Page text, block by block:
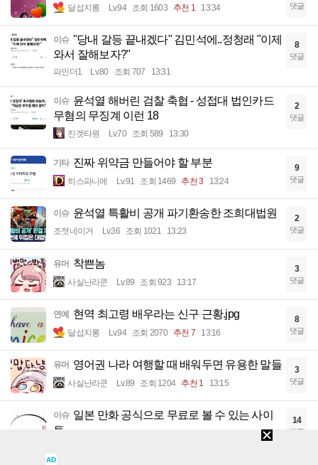
달섭지롱 Lv.94 조회 1603 추천 1 13:34 댓글
이슈 "당내 갈등 끝내겠다" 김민석에..정청래 "이제
와서 잘해보자?"
파인더1 Lv.80 조회 707 13:31
8
댓글
이슈 윤석열 해버린 검찰 축협 - 성접대 법인카드
무혐의 무징계 이런 18
진겟타원 Lv.70 조회 589 13:30
2
댓글
기타 진짜 위약금 만들어야 할 부분
히스파니에 Lv.91 조회 1469 추천 3 13:24
9
댓글
이슈 윤석열 특활비 공개 파기환송한 조희대법원
조졋네이거 Lv.36 조회 1021 13:23
2
댓글
유머 착쁜놈
사실난라쿤 Lv.89 조회 923 13:17
3
댓글
연예 현역 최고령 배우라는 신구 근황.jpg
달섭지롱 Lv.94 조회 2070 추천 7 13:16
8
댓글
유머 영어권 나라 여행할 때 배워두면 유용한 말들
사실난라쿤 Lv.89 조회 1204 추천 1 13:15
3
댓글
이슈 일본 만화 공식으로 무료로 볼 수 있는 사이
트
14
댓글
AD